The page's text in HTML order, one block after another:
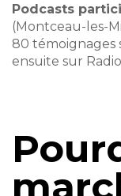
Podcasts
(Montceau-les-
80 témoignages
ensuite sur